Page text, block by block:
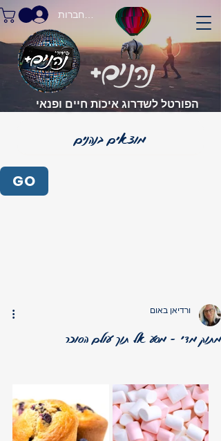
הפורטל לשדרוג איכות חיים ופנאי
התחברות
GO
מתוק מדי - מסע אל תוך עולם הסוכר
ורדיאן באום